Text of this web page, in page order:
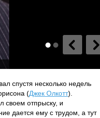
спустя несколько недель
(Джек Олкотт).
своем отпрыску, и
дается ему с трудом, а тут